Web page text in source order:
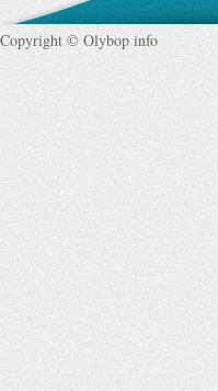
Copyright © Olybop info